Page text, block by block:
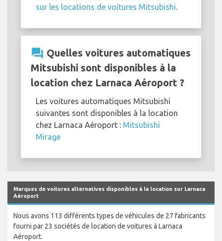
sur les locations de voitures Mitsubishi
question_answer Quelles voitures automatiques
Mitsubishi sont disponibles à la
location chez Larnaca Aéroport ?
Les voitures automatiques Mitsubishi
suivantes sont disponibles à la location
chez Larnaca Aéroport : Mitsubishi
Mirage
Marques de voitures alternatives disponibles à la location sur Larnaca
Aéroport
Nous avons 113 différents types de véhicules de 27 fabricants
fourni par 23 sociétés de location de voitures à Larnaca
Aéroport.